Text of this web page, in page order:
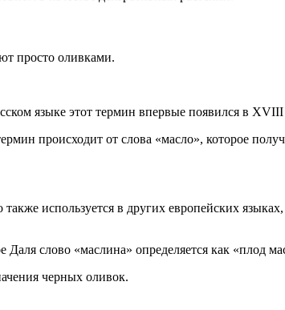
просто оливками.
языке этот термин впервые появился в XVIII
происходит от слова «масло», которое
используется в других европейских
слово «маслина» определяется как «плод
черных оливок.